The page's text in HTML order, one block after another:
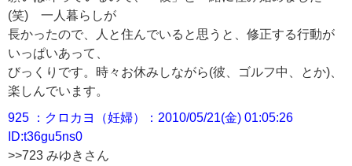
(笑) 一人暮らしが
長かったので、人と住んでいると思うと、修正する行動が
いっぱいあって、
びっくりです。時々お休みしながら(彼、ゴルフ中、とか)、
楽しんでいます。
925 ：クロカヨ（妊婦）：2010/05/21(金) 01:05:26
ID:t36gu5ns0
>>723 みゆきさん